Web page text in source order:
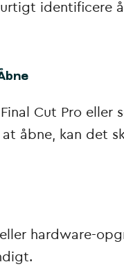
identificere
Cut Pro eller
åbne, kan det
hardware-